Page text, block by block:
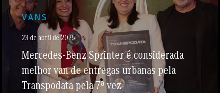
VANS
23 de abril de 2025
Mercedes-Benz Sprinter é considerada
melhor van de entregas urbanas pela
Transpodata pela 7ª vez